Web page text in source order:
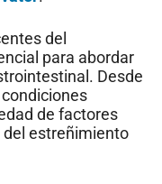
del
para abordar
Desde
de factores
del estreñimiento